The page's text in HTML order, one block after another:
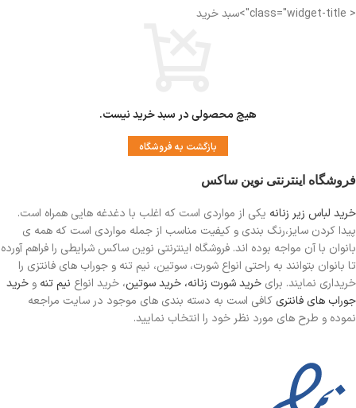
< class="widget-title">سبد خرید
هیچ محصولی در سبد خرید نیست.
بازگشت به فروشگاه
فروشگاه اینترنتی نوین ساکس
خرید لباس زیر زنانه یکی از مواردی است که اغلب با دغدغه هایی همراه است.
پیدا کردن سایز،رنگ بندی و کیفیت مناسب از جمله مواردی است که همه ی
بانوان با آن مواجه بوده اند. فروشگاه اینترنتی نوین ساکس شرایطی را فراهم آورده
تا بانوان بتوانند به راحتی انواع شورت، سوتین، نیم تنه و جوراب های فانتزی را
خریداری نمایند. برای خرید شورت زنانه، خرید سوتین، خرید انواع نیم تنه و خرید
جوراب های فانتری کافی است به دسته بندی های موجود در سایت مراجعه
نموده و طرح های مورد نظر خود را انتخاب نمایید.